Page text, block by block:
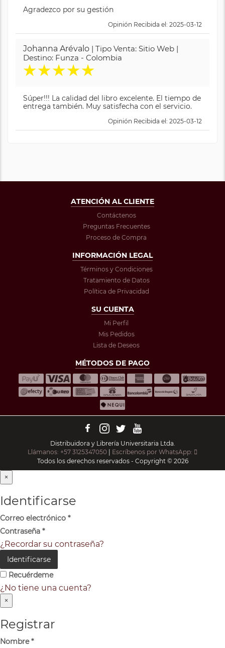
Agradezco por su gestión
Opinión Recibida el: 2025-03-12
Johanna Arévalo | Tipo Venta: Sitio Web |
Destino: Funza - Colombia
★★★★★
Súper!!! La calidad del libro excelente. El tiempo de
entrega también. Muy satisfecha con el servicio.
Opinión Recibida el: 2025-03-12
ATENCIÓN AL CLIENTE
Contáctenos
Preguntas Frecuentes
Proceso de Compra
INFORMACIÓN LEGAL
Términos y Condiciones
Tratamiento de Datos
Política de Privacidad
SU CUENTA
Mi Perfil
Mis Pedidos
Lista de Deseos
MÉTODOS DE PAGO
Distribuidora y Librería Universitaria Ltda.
Llámanos: +57 3125347050
Escríbenos por WhatsApp:
Todos los derechos reservados - Copyright © 2026
×
Identificarse
Correo electrónico *
Contraseña *
¿Recordar su contraseña?
Identificarse
Recuérdeme
¿No tiene una cuenta?
×
Registrar
Nombre*